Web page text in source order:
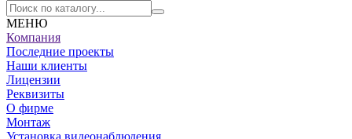
МЕНЮ
Компания
Последние проекты
Наши клиенты
Лицензии
Реквизиты
О фирме
Монтаж
Установка видеонаблюдения